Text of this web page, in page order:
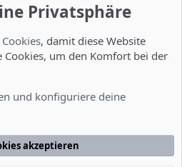
Datenschutzerklärung
Privatsphäre
Cookies, damit diese Website
um den Komfort bei der
und konfiguriere deine
akzeptieren